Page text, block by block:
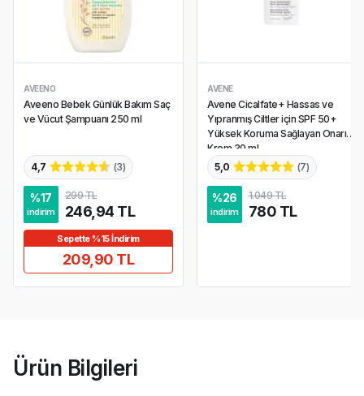
AVEENO
Aveeno Bebek Günlük Bakım Saç
ve Vücut Şampuanı 250 ml
4,7 (3)
%17
indirim
299 TL
246,94 TL
Sepette %15 İndirim
209,90 TL
AVENE
Avene Cicalfate+ Hassas ve
Yıpranmış Ciltler için SPF 50+
Yüksek Koruma Sağlayan Onarıcı
Krem 30 ml
5,0
(7)
%26
indirim
1.049 TL
780 TL
Ürün Bilgileri